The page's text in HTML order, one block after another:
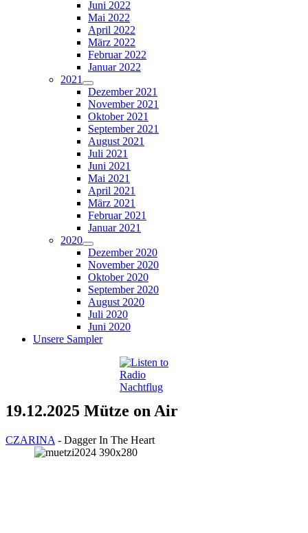
Juni 2022
Mai 2022
April 2022
März 2022
Februar 2022
Januar 2022
2021
Dezember 2021
November 2021
Oktober 2021
September 2021
August 2021
Juli 2021
Juni 2021
Mai 2021
April 2021
März 2021
Februar 2021
Januar 2021
2020
Dezember 2020
November 2020
Oktober 2020
September 2020
August 2020
Juli 2020
Juni 2020
Unsere Sampler
19.12.2025 Mütze on Air
CZARINA - Dagger In The Heart